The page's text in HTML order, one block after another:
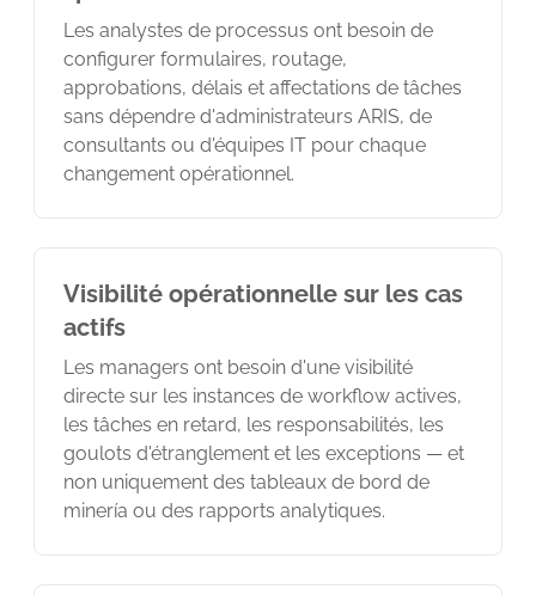
Les analystes de processus ont besoin de
configurer formulaires, routage,
approbations, délais et affectations de tâches
sans dépendre d'administrateurs ARIS, de
consultants ou d'équipes IT pour chaque
changement opérationnel.
Visibilité opérationnelle sur les cas
actifs
Les managers ont besoin d'une visibilité
directe sur les instances de workflow actives,
les tâches en retard, les responsabilités, les
goulots d'étranglement et les exceptions — et
non uniquement des tableaux de bord de
minería ou des rapports analytiques.